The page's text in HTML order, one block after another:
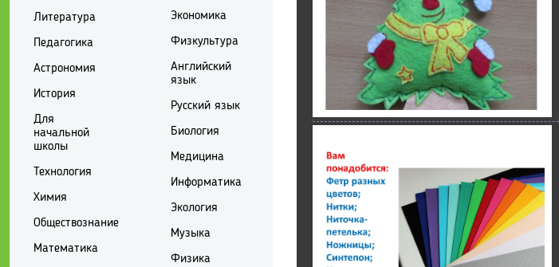
Литература
Педагогика
Астрономия
История
Для
начальной
школы
Технология
Химия
Обществознание
Математика
Экономика
Физкультура
Английский
язык
Русский язык
Биология
Медицина
Информатика
Экология
Музыка
Физика